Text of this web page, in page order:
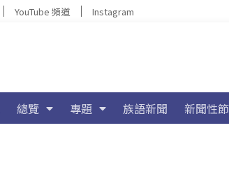
YouTube 頻道 Instagram
總覽 專題 族語新聞 新聞性